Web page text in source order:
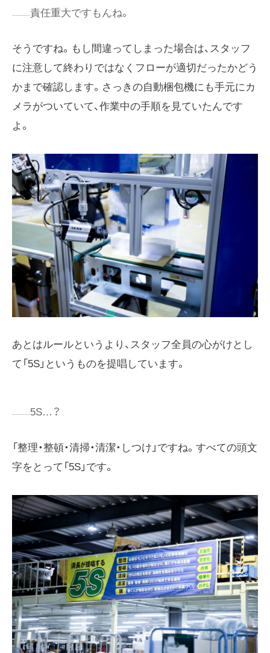
責任重大ですもんね。
そうですね。もし間違ってしまった場合は、スタッフ
に注意して終わりではなくフローが適切だったかどう
かまで確認します。さっきの自動梱包機にも手元にカ
メラがついていて、作業中の手順を見ていたんです
よ。
あとはルールというより、スタッフ全員の心がけとし
て「5S」というものを提唱しています。
5S…？
「整理・整頓・清掃・清潔・しつけ」ですね。すべての頭文
字をとって「5S」です。